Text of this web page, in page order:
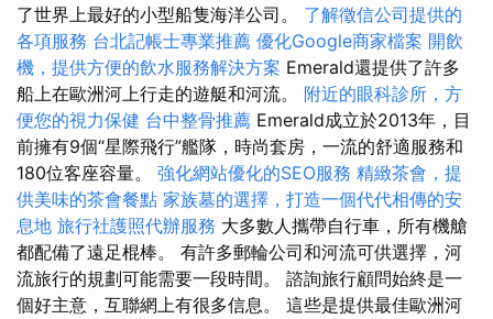
了世界上最好的小型船隻海洋公司。 了解徵信公司提供的
各項服務 台北記帳士專業推薦 優化Google商家檔案 開飲
機，提供方便的飲水服務解決方案 Emerald還提供了許多
船上在歐洲河上行走的遊艇和河流。 附近的眼科診所，方
便您的視力保健 台中整骨推薦 Emerald成立於2013年，目
前擁有9個“星際飛行”艦隊，時尚套房，一流的舒適服務和
180位客座容量。 強化網站優化的SEO服務 精緻茶會，提
供美味的茶會餐點 家族墓的選擇，打造一個代代相傳的安
息地 旅行社護照代辦服務 大多數人攜帶自行車，所有機艙
都配備了遠足棍棒。 有許多郵輪公司和河流可供選擇，河
流旅行的規劃可能需要一段時間。 諮詢旅行顧問始終是一
個好主意，互聯網上有很多信息。 這些是提供最佳歐洲河